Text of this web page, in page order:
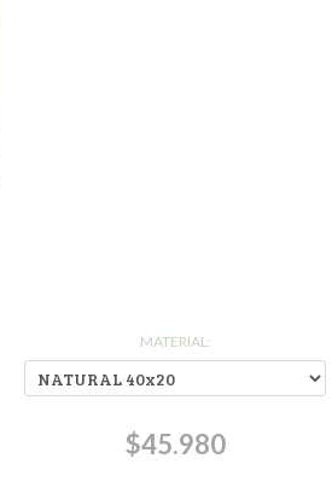
MATERIAL:
$45.980